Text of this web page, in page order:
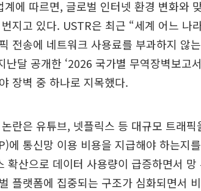
계에 따르면, 글로벌 인터넷 환경 변화와
지고 있다. USTR은 최근 “세계 어느 나
전송에 네트워크 사용료를 부과하지 않
난달 공개한 ‘2026 국가별 무역장벽보고
장벽 중 하나로 지목했다.
란은 유튜브, 넷플릭스 등 대규모 트래
에 통신망 이용 비용을 지급해야 하는지
확산으로 데이터 사용량이 급증하면서
플랫폼에 집중되는 구조가 심화되면서